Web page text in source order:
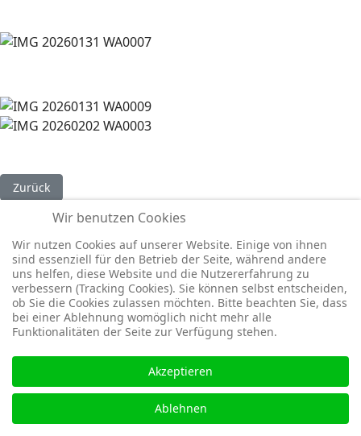
Vorheriger Beitrag: Save the Date Mitgliederversammlung
Zurück
© 2026 TC Wachenheim e.V.
Wir benutzen Cookies
Wir nutzen Cookies auf unserer Website. Einige von ihnen
sind essenziell für den Betrieb der Seite, während andere
uns helfen, diese Website und die Nutzererfahrung zu
verbessern (Tracking Cookies). Sie können selbst entscheiden,
ob Sie die Cookies zulassen möchten. Bitte beachten Sie, dass
bei einer Ablehnung womöglich nicht mehr alle
Funktionalitäten der Seite zur Verfügung stehen.
Akzeptieren
Ablehnen